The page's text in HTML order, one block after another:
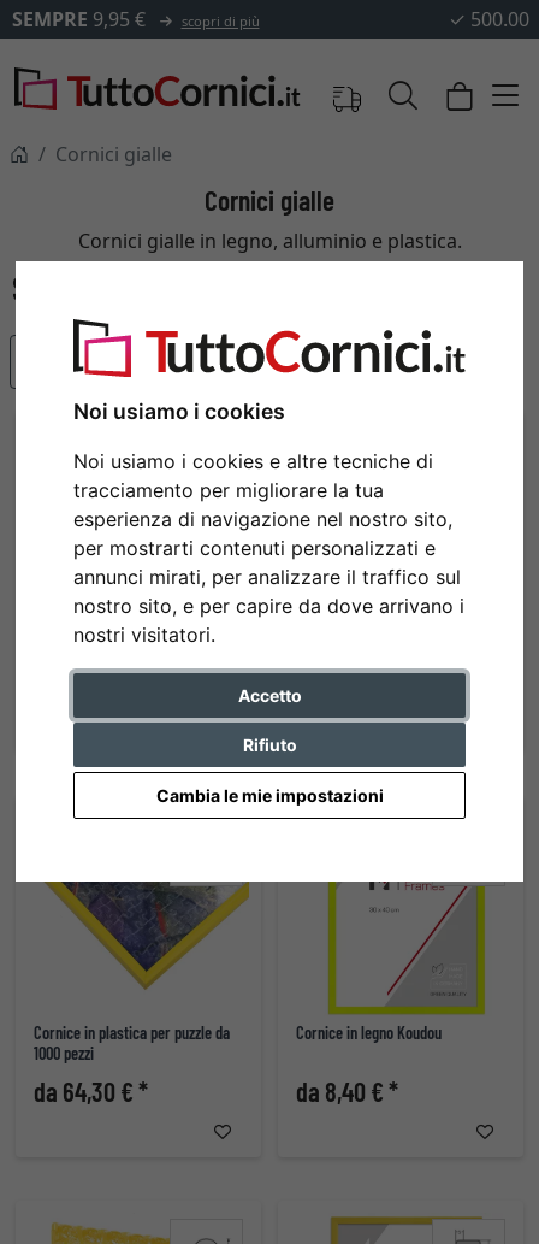
Noi usiamo i cookies
Noi usiamo i cookies e altre tecniche di
tracciamento per migliorare la tua
esperienza di navigazione nel nostro sito,
per mostrarti contenuti personalizzati e
annunci mirati, per analizzare il traffico sul
nostro sito, e per capire da dove arrivano i
nostri visitatori.
Accetto
Rifiuto
Cambia le mie impostazioni
✓ 500.000 articoli tra cui scegliere
Cornici gialle
Cornici gialle
Cornici gialle in legno, alluminio e plastica.
Articoli più popolari
Cornice in plastica ART
da 8,30 € * da 7,40 € *
Cornice in plastica per puzzle da
1000 pezzi
da 64,30 € *
Cornice in legno Koudou
da 8,40 € *